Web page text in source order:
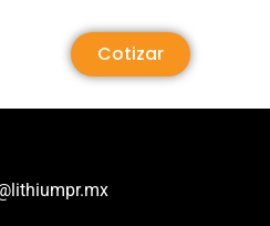
Cotizar